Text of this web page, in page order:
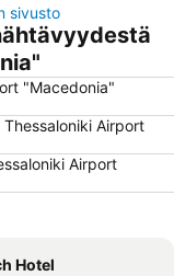
sivusto
"Macedonia"
Airport
Airport
Hotel